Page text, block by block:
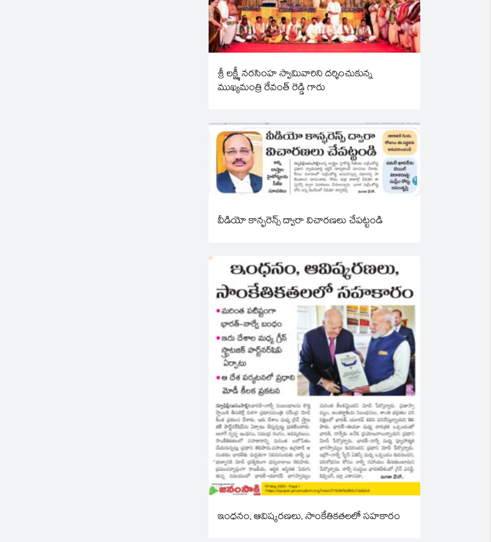
శ్రీ లక్ష్మీ నరసింహ స్వామివారిని దర్శించుకున్న
ముఖ్యమంత్రి రేవంత్ రెడ్డి గారు
వీడియో కాన్ఫరెన్స్ ద్వారా విచారణలు చేపట్టండి
ఇంధనం, ఆవిష్కరణలు, సాంకేతికతలలో సహకారం